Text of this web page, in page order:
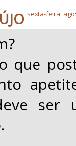
sexta-feira,
que
ser